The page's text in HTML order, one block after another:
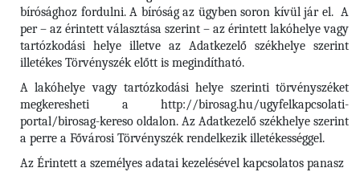
bírósághoz fordulni. A bíróság az ügyben soron kívül jár el. A
per – az érintett választása szerint – az érintett lakóhelye vagy
tartózkodási helye illetve az Adatkezelő székhelye szerint
illetékes Törvényszék előtt is megindítható.
A lakóhelye vagy tartózkodási helye szerinti törvényszéket
megkeresheti a http://birosag.hu/ugyfelkapcsolati-
portal/birosag-kereso oldalon. Az Adatkezelő székhelye szerint
a perre a Fővárosi Törvényszék rendelkezik illetékességgel.
Az Érintett a személyes adatai kezelésével kapcsolatos panasz